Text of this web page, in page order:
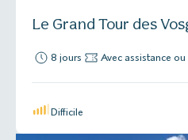
Le Grand Tour des
8 jours Avec assistance
Difficile